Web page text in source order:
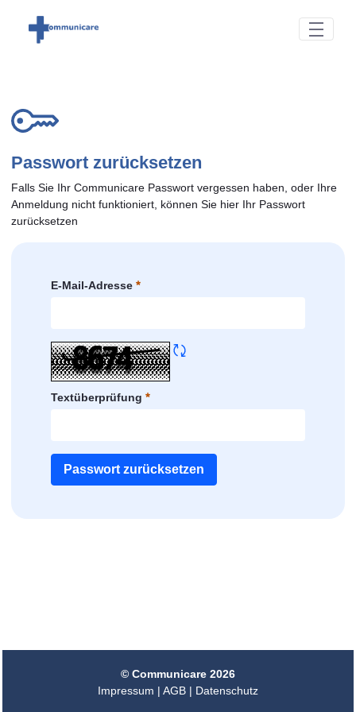
Zum Hauptinhalt springen
Passwort zurücksetzen
Falls Sie Ihr Communicare Passwort vergessen haben, oder Ihre
Anmeldung nicht funktioniert, können Sie hier Ihr Passwort
zurücksetzen
Passwort vergessen
E-Mail-Adresse
Textüberprüfung
Passwort zurücksetzen
© Communicare 2026
Impressum | AGB | Datenschutz